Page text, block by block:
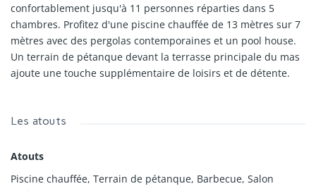
confortablement jusqu'à 11 personnes réparties dans 5
chambres. Profitez d'une piscine chauffée de 13 mètres sur 7
mètres avec des pergolas contemporaines et un pool house.
Un terrain de pétanque devant la terrasse principale du mas
ajoute une touche supplémentaire de loisirs et de détente.
Les atouts
Atouts
Piscine chauffée, Terrain de pétanque, Barbecue, Salon